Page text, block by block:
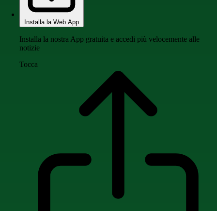
Installa la Web App
Installa la nostra App gratuita e accedi più velocemente alle
notizie
Tocca